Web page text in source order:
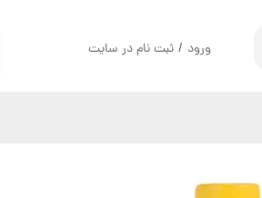
ورود / ثبت نام در سایت
خروج از حساب کاربری